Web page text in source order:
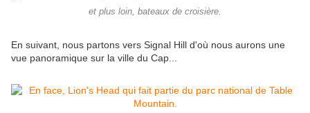
et plus loin, bateaux de croisière.
En suivant, nous partons vers Signal Hill d'où nous aurons une
vue panoramique sur la ville du Cap...